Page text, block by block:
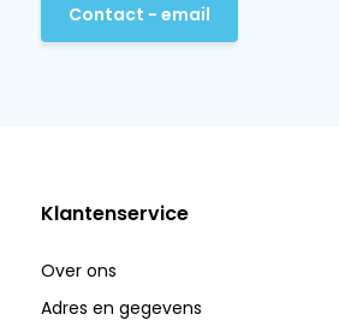
Contact - email
Klantenservice
Over ons
Adres en gegevens